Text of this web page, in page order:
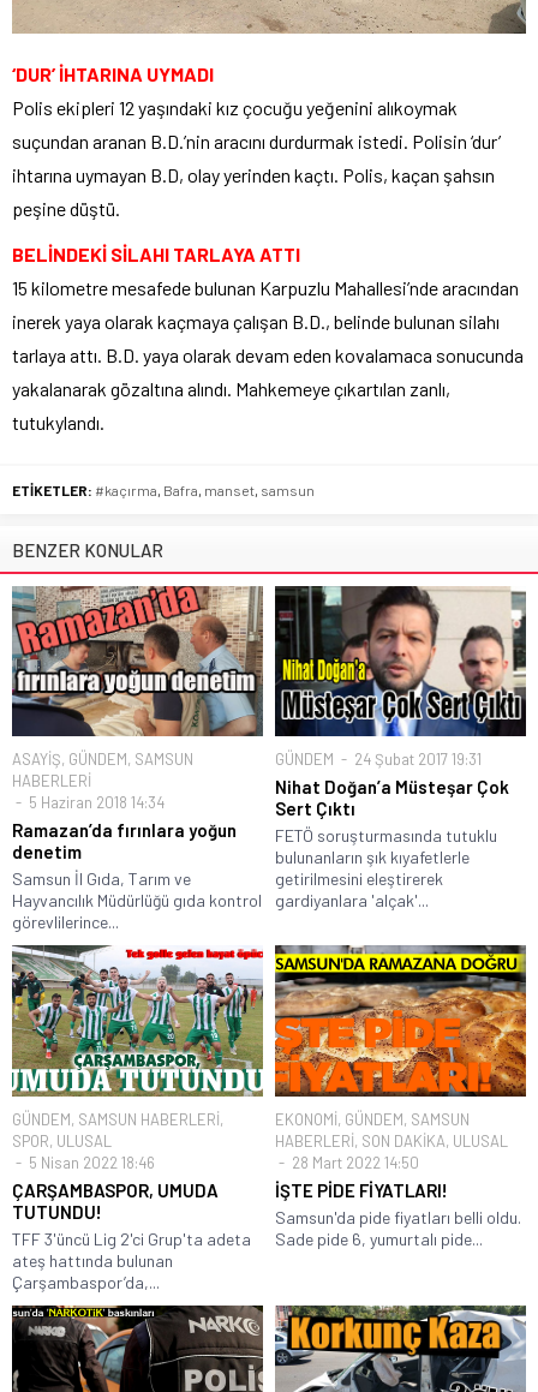
‘DUR’ İHTARINA UYMADI
Polis ekipleri 12 yaşındaki kız çocuğu yeğenini alıkoymak
suçundan aranan B.D.’nin aracını durdurmak istedi. Polisin ‘dur’
ihtarına uymayan B.D, olay yerinden kaçtı. Polis, kaçan şahsın
peşine düştü.
BELİNDEKİ SİLAHI TARLAYA ATTI
15 kilometre mesafede bulunan Karpuzlu Mahallesi’nde aracından
inerek yaya olarak kaçmaya çalışan B.D., belinde bulunan silahı
tarlaya attı. B.D. yaya olarak devam eden kovalamaca sonucunda
yakalanarak gözaltına alındı. Mahkemeye çıkartılan zanlı,
tutukylandı.
ETİKETLER: #kaçırma Bafra manset samsun
BENZER KONULAR
ASAYİŞ, GÜNDEM, SAMSUN
HABERLERİ
5 Haziran 2018 14:34
Ramazan’da fırınlara yoğun
denetim
Samsun İl Gıda, Tarım ve
Hayvancılık Müdürlüğü gıda kontrol
görevlilerince...
GÜNDEM 24 Şubat 2017 19:31
Nihat Doğan’a Müsteşar Çok
Sert Çıktı
FETÖ soruşturmasında tutuklu
bulunanların şık kıyafetlerle
getirilmesini eleştirerek
gardiyanlara 'alçak'...
GÜNDEM, SAMSUN HABERLERİ,
SPOR, ULUSAL
5 Nisan 2022 18:46
ÇARŞAMBASPOR, UMUDA
TUTUNDU!
TFF 3'üncü Lig 2'ci Grup'ta adeta
ateş hattında bulunan
Çarşambaspor’da,...
EKONOMİ, GÜNDEM, SAMSUN
HABERLERİ, SON DAKİKA, ULUSAL
28 Mart 2022 14:50
İŞTE PİDE FİYATLARI!
Samsun'da pide fiyatları belli oldu.
Sade pide 6, yumurtalı pide...